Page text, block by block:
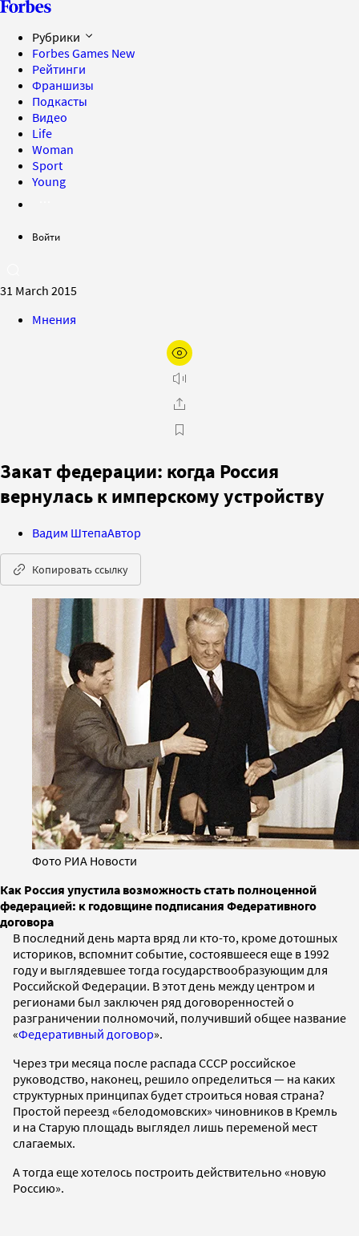
Рубрики
Forbes Games New
Рейтинги
Франшизы
Подкасты
Видео
Life
Woman
Sport
Young
Войти
31 March 2015
Мнения
Закат федерации: когда Россия
вернулась к имперскому устройству
Вадим ШтепаАвтор
Копировать ссылку
Фото РИА Новости
Как Россия упустила возможность стать полноценной
федерацией: к годовщине подписания Федеративного
договора
В последний день марта вряд ли кто-то, кроме дотошных
историков, вспомнит событие, состоявшееся еще в 1992
году и выглядевшее тогда государствообразующим для
Российской Федерации. В этот день между центром и
регионами был заключен ряд договоренностей о
разграничении полномочий, получивший общее название
«Федеративный договор».
Через три месяца после распада СССР российское
руководство, наконец, решило определиться — на каких
структурных принципах будет строиться новая страна?
Простой переезд «белодомовских» чиновников в Кремль
и на Старую площадь выглядел лишь переменой мест
слагаемых.
А тогда еще хотелось построить действительно «новую
Россию».